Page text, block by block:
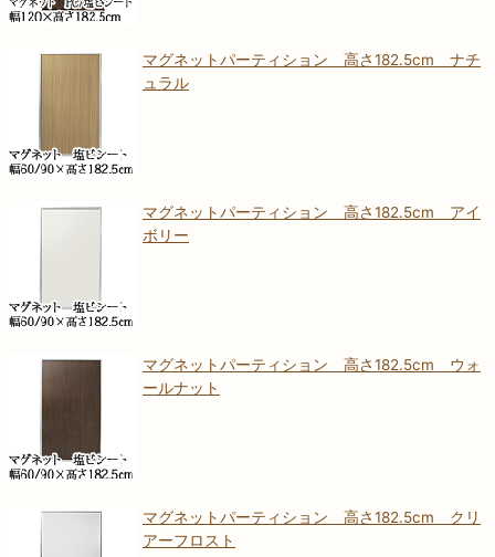
マグネットパーティション 高さ182.5cm ナチ
ュラル
マグネットパーティション 高さ182.5cm アイ
ボリー
マグネットパーティション 高さ182.5cm ウォ
ールナット
マグネットパーティション 高さ182.5cm クリ
アーフロスト